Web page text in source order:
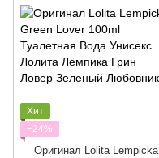
Хит
−24%
Оригинал Lolita Lempicka